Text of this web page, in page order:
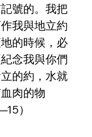
號的。我把
我與地立約
的時候，必
念我與你們
的約，水就
肉的物
）